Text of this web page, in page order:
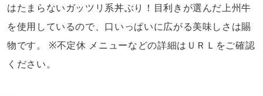
はたまらないガッツリ系丼ぶり！目利きが選んだ上州牛
を使用しているので、口いっぱいに広がる美味しさは賜
物です。 ※不定休 メニューなどの詳細はＵＲＬをご確認
ください。